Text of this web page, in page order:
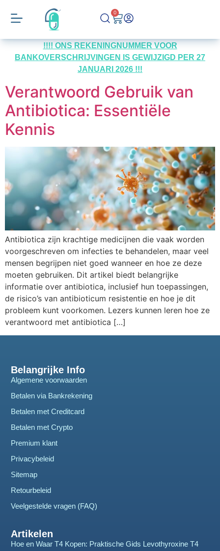
0
!!!! ONS REKENINGNUMMER VOOR
BANKOVERSCHRIJVINGEN IS GEWIJZIGD PER 27
JANUARI 2026 !!!
Verantwoord Gebruik van
Antibiotica: Essentiële
Kennis
Antibiotica zijn krachtige medicijnen die vaak worden
voorgeschreven om infecties te behandelen, maar veel
mensen begrijpen niet goed wanneer en hoe ze deze
moeten gebruiken. Dit artikel biedt belangrijke
informatie over antibiotica, inclusief hun toepassingen,
de risico’s van antibioticum resistentie en hoe je dit
probleem kunt voorkomen. Lezers kunnen leren hoe ze
verantwoord met antibiotica […]
Belangrijke Info
Algemene voorwaarden
Betalen via Bankrekening
Betalen met Creditcard
Betalen met Crypto
Premium klant
Privacybeleid
Sitemap
Retourbeleid
Veelgestelde vragen (FAQ)
Artikelen
Hoe en Waar T4 Kopen: Praktische Gids Levothyroxine T4